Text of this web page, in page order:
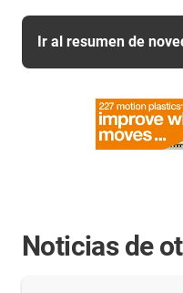
Ir al resumen de
Noticias de